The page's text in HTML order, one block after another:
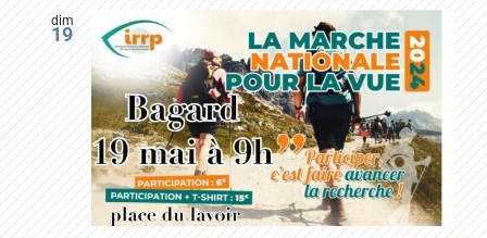
dim
19